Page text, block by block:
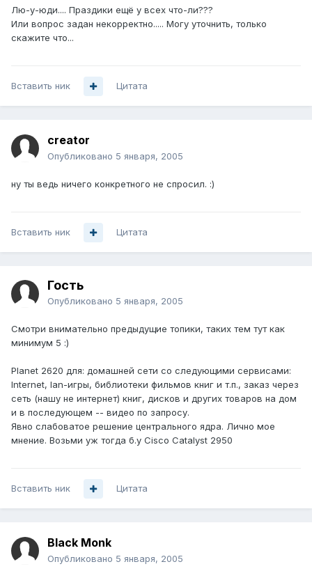
Лю-у-юди.... Праздики ещё у всех что-ли???
Или вопрос задан некорректно..... Могу уточнить, только
скажите что...
Вставить ник Цитата
creator
Опубликовано 5 января, 2005
ну ты ведь ничего конкретного не спросил. :)
Вставить ник Цитата
Гость
Опубликовано 5 января, 2005
Смотри внимательно предыдущие топики, таких тем тут как
минимум 5 :)
Planet 2620 для: домашней сети со следующими сервисами:
Internet, lan-игры, библиотеки фильмов книг и т.п., заказ через
сеть (нашу не интернет) книг, дисков и других товаров на дом
и в последующем -- видео по запросу.
Явно слабоватое решение центрального ядра. Лично мое
мнение. Возьми уж тогда б.у Cisco Сatalyst 2950
Вставить ник Цитата
Black Monk
Опубликовано 5 января, 2005